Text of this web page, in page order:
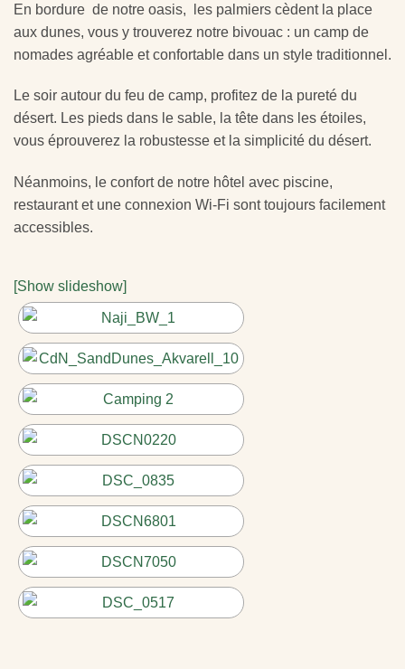
En bordure de notre oasis, les palmiers cèdent la place
aux dunes, vous y trouverez notre bivouac : un camp de
nomades agréable et confortable dans un style traditionnel.
Le soir autour du feu de camp, profitez de la pureté du
désert. Les pieds dans le sable, la tête dans les étoiles,
vous éprouverez la robustesse et la simplicité du désert.
Néanmoins, le confort de notre hôtel avec piscine,
restaurant et une connexion Wi-Fi sont toujours facilement
accessibles.
[Show slideshow]